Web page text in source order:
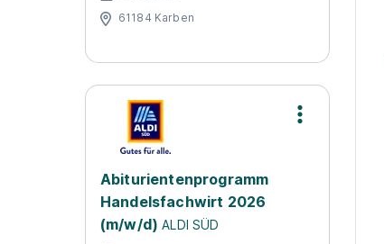
61184 Karben
Abiturientenprogramm
Handelsfachwirt 2026
(m/w/d) ALDI SÜD